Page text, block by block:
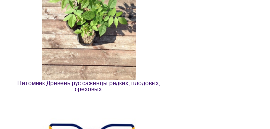
Питомник Древень.рус саженцы редких, плодовых,
ореховых.